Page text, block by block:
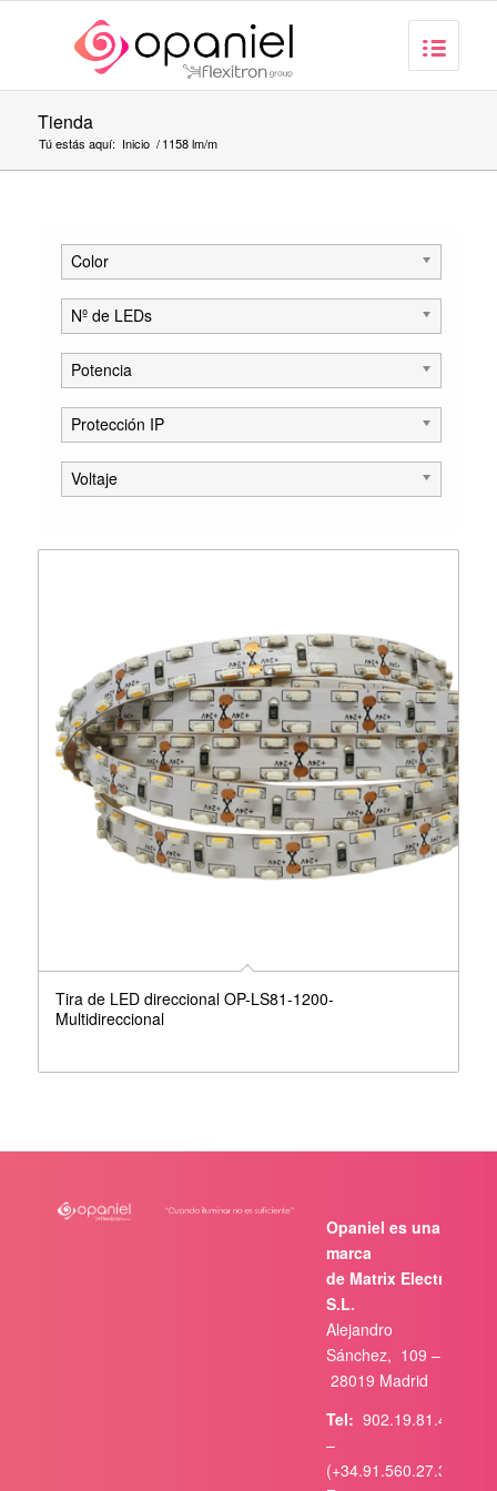
Tienda
Tú estás aquí: Inicio / 1158 lm/m
Color
Nº de LEDs
Potencia
Protección IP
Voltaje
Tira de LED direccional OP-LS81-1200-
Multidireccional
Opaniel es una
marca
de Matrix Electrónica,
S.L.
Alejandro
Sánchez, 109 –
28019 Madrid
Tel: 902.19.81.46
–
(+34.91.560.27.37)